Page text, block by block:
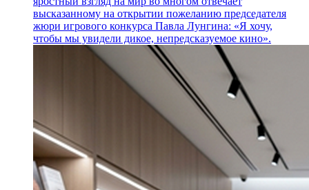
высказанному на открытии пожеланию председателя
жюри игрового конкурса Павла Лунгина: «Я хочу,
чтобы мы увидели дикое, непредсказуемое кино».